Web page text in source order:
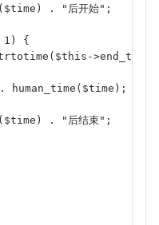
. "后开始";
{
human_time($time);
. "后结束";